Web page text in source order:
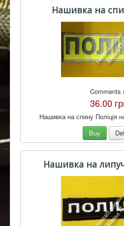
Нашивка на
Comments
36.00
Нашивка на спину Поліція
Buy
Нашивка на